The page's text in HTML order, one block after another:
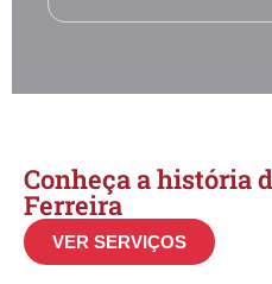
Conheça a história
Ferreira
VER SERVIÇOS